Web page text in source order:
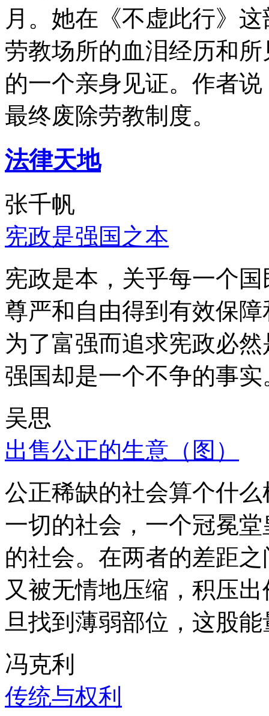
月。她在《不虚此行》
劳教场所的血泪经历和
的一个亲身见证。作者
最终废除劳教制度。
法律天地
张千帆
宪政是强国之本
宪政是本，关乎每一个
尊严和自由得到有效保
为了富强而追求宪政必
强国却是一个不争的事实
吴思
出售公正的生意（图）
公正稀缺的社会算个什
一切的社会，一个冠冕
的社会。在两者的差距
又被无情地压缩，积压
旦找到薄弱部位，这股
冯克利
传统与权利